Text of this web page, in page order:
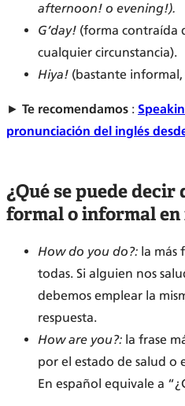
afternoon! o evening!).
G’day! (forma contraída
cualquier circunstancia).
Hiya! (bastante
► Te recomendamos :
pronunciación del inglés
¿Qué se puede decir
formal o informal en
How do you do?: la más
todas. Si alguien nos
debemos emplear la
respuesta.
How are you?: la frase
por el estado de salud o
En español equivale a